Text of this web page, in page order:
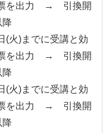
票を出力 → 引換開
までに受講と効
票を出力 → 引換開
でに受講と効
票を出力 → 引換開